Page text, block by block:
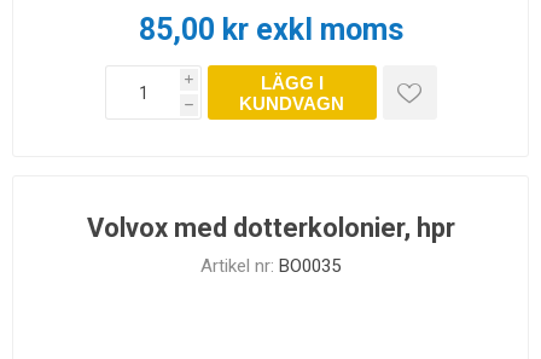
85,00 kr exkl moms
i
h
LÄGG I
KUNDVAGN
Volvox med dotterkolonier, hpr
Artikel nr: BO0035